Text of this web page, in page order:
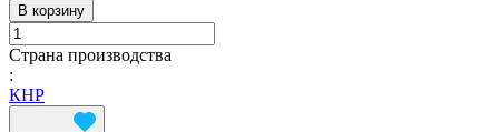
В корзину
Страна производства
:
КНР